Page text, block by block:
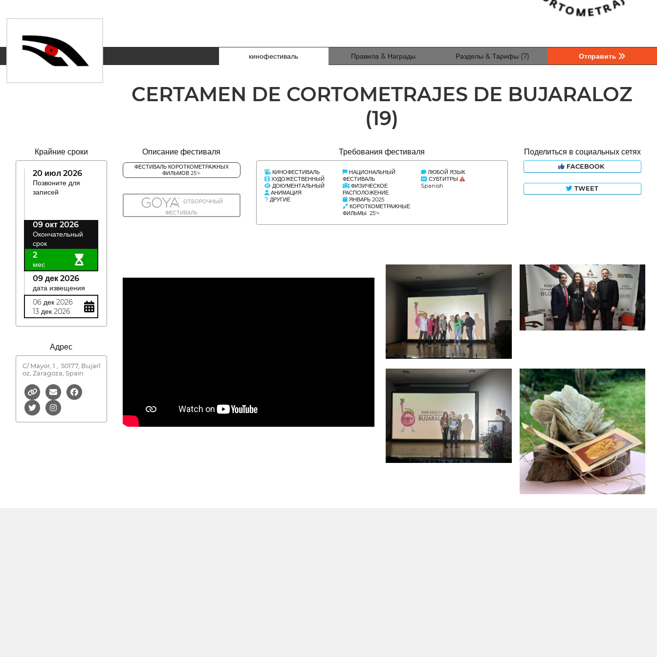
кинофестиваль Правила & Награды Разделы & Тарифы (7) Отправить
CERTAMEN DE CORTOMETRAJES DE BUJARALOZ
(19)
Крайние сроки
20 июл 2026
Позвоните для
записей
09 окт 2026
Окончательный
срок
2
мес
09 дек 2026
дата извещения
06 дек 2026
13 дек 2026
Адрес
C/ Mayor, 1 ,
50177, Bujarl
oz, Zaragoza, Spain
Описание фестиваля
ФЕСТИВАЛЬ КОРОТКОМЕТРАЖНЫХ
ФИЛЬМОВ 25'<
ОТБОРОЧНЫЙ
ФЕСТИВАЛЬ
Требования фестиваля
КИНОФЕСТИВАЛЬ
ХУДОЖЕСТВЕННЫЙ
ДОКУМЕНТАЛЬНЫЙ
АНИМАЦИЯ
ДРУГИЕ
НАЦИОНАЛЬНЫЙ
ФЕСТИВАЛЬ
ФИЗИЧЕСКОЕ
РАСПОЛОЖЕНИЕ
ЯНВАРЬ 2025
КОРОТКОМЕТРАЖНЫЕ
ФИЛЬМЫ 25'<
ЛЮБОЙ ЯЗЫК
СУБТИТРЫ
Spanish
Поделиться в социальных сетях
FACEBOOK
TWEET